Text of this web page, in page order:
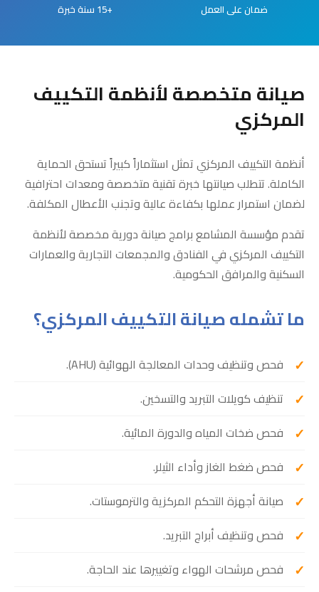
ضمان على العمل +15 سنة خبرة
صيانة متخصصة لأنظمة التكييف
المركزي
أنظمة التكييف المركزي تمثل استثماراً كبيراً تستحق الحماية
الكاملة. تتطلب صيانتها خبرة تقنية متخصصة ومعدات احترافية
لضمان استمرار عملها بكفاءة عالية وتجنب الأعطال المكلفة.
تقدم مؤسسة المشامع برامج صيانة دورية مخصصة لأنظمة
التكييف المركزي في الفنادق والمجمعات التجارية والعمارات
السكنية والمرافق الحكومية.
ما تشمله صيانة التكييف المركزي؟
فحص وتنظيف وحدات المعالجة الهوائية (AHU).
تنظيف كويلات التبريد والتسخين.
فحص ضخات المياه والدورة المائية.
فحص ضغط الغاز وأداء الثيلر.
صيانة أجهزة التحكم المركزية والترموستات.
فحص وتنظيف أبراج التبريد.
فحص مرشحات الهواء وتغييرها عند الحاجة.